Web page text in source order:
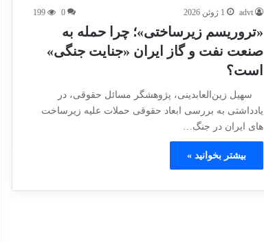
advt 1 ژوئن 2026 0
199
«تروریسم زیرساختی»؛ چرا حمله به
صنعت نفت و گاز ایران «جنایت جنگی»
است؟
سهیل زین‌العابدینی، پژوهشگر مسائل حقوقی، در
یادداشتی به بررسی ابعاد حقوقی حملات علیه زیرساخت
های ایران در جنگ…
بیشتر بخوانید »